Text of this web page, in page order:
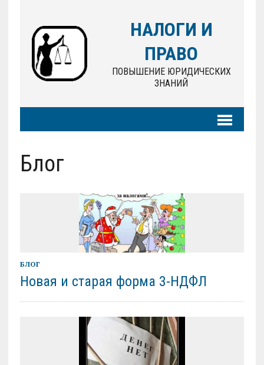
НАЛОГИ И
ПРАВО
ПОВЫШЕНИЕ ЮРИДИЧЕСКИХ
ЗНАНИЙ
Блог
БЛОГ
Новая и старая форма 3-НДФЛ